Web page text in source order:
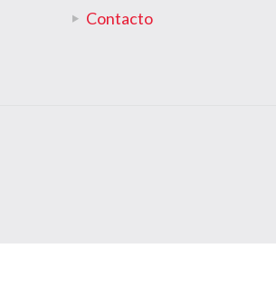
Contacto